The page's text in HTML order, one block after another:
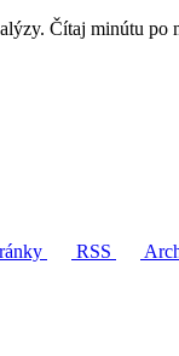
Čítaj minútu
RSS